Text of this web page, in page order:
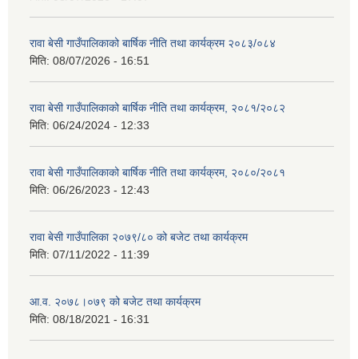
रावा बेसी गाउँपालिकाको बार्षिक नीति तथा कार्यक्रम २०८३/०८४
मिति: 08/07/2026 - 16:51
रावा बेसी गाउँपालिकाको बार्षिक नीति तथा कार्यक्रम, २०८१/२०८२
मिति: 06/24/2024 - 12:33
रावा बेसी गाउँपालिकाको बार्षिक नीति तथा कार्यक्रम, २०८०/२०८१
मिति: 06/26/2023 - 12:43
रावा बेसी गाउँपालिका २०७९/८० को बजेट तथा कार्यक्रम
मिति: 07/11/2022 - 11:39
आ.व. २०७८।०७९ को बजेट तथा कार्यक्रम
मिति: 08/18/2021 - 16:31